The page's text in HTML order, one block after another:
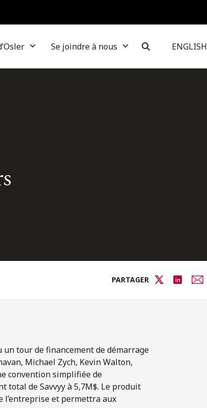
Se joindre à nous ENGLISH
PARTAGER
un tour de financement de démarrage
Michael Zych, Kevin Walton,
convention simplifiée de
de Savvyy à 5,7M$. Le produit
l’entreprise et permettra aux